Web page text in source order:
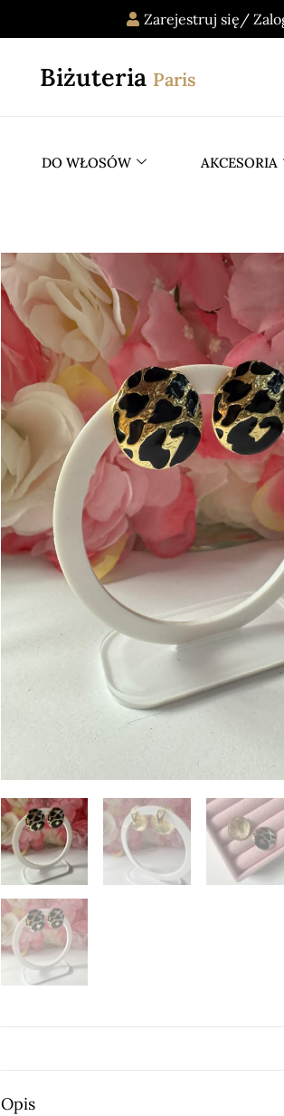
Zarejestruj się/
Biżuteria Paris
DO WŁOSÓW AKCESORIA
Opis